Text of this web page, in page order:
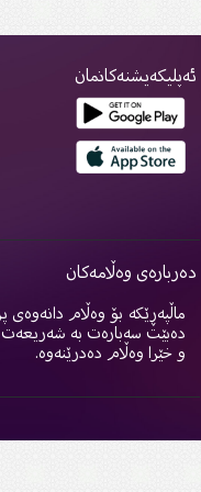
وەڵامەکان
ماڵپەڕێکە بۆ وەڵام دانەوەی
دەبێت سەبارەت بە شەریعەت و
و خێرا وەڵام دەدرێنەوە.